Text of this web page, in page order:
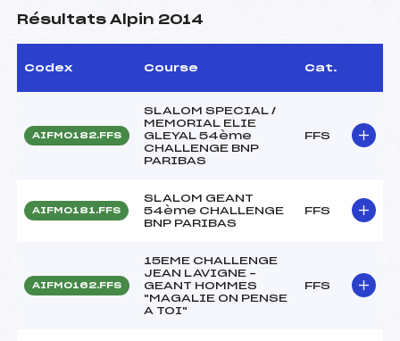
Résultats Alpin 2014
Codex Course Cat.
AIFM0182.FFS
SLALOM SPECIAL /
MEMORIAL ELIE
GLEYAL 54ème
CHALLENGE BNP
PARIBAS
FFS
AIFM0181.FFS
SLALOM GEANT
54ème CHALLENGE
BNP PARIBAS
FFS
AIFM0162.FFS
15EME CHALLENGE
JEAN LAVIGNE –
GEANT HOMMES
"MAGALIE ON PENSE
A TOI"
FFS